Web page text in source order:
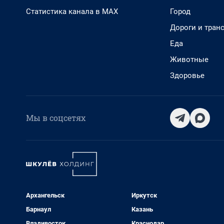
Статистика канала в MAX
Город
Дороги и
Еда
Животные
Здоровье
Мы в соцсетях
Архангельск
Барнаул
Иркутск
Казань